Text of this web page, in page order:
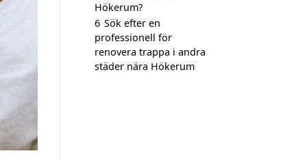
Hökerum?
6 Sök efter en
professionell för
renovera trappa i andra
städer nära Hökerum